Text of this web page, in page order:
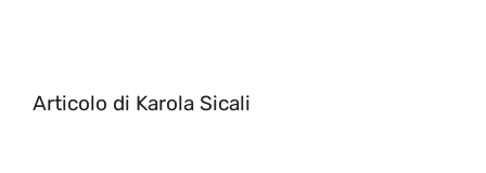
Articolo di Karola Sicali